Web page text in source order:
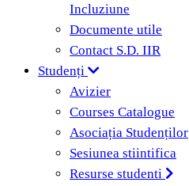
Incluziune
Documente utile
Contact S.D. IIR
Studenți
Avizier
Courses Catalogue
Asociația Studenților
Sesiunea stiintifica
Resurse studenti